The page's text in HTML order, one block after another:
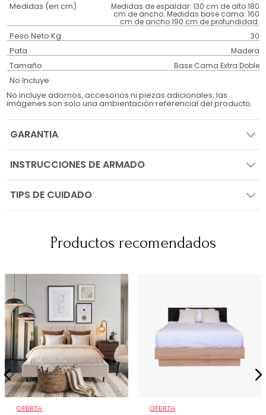
Medidas (en cm) Medidas de espaldar: 130 cm de alto 180
cm de ancho. Medidas base cama: 160
cm de ancho 190 cm de profundidad.
Peso Neto Kg. 30
Pata Madera
Tamaño Base Cama Extra Doble
No Incluye
No incluye adornos, accesorios ni piezas adicionales; las
imágenes son solo una ambientación referencial del producto.
GARANTIA
INSTRUCCIONES DE ARMADO
TIPS DE CUIDADO
Productos recomendados
OFERTA OFERTA